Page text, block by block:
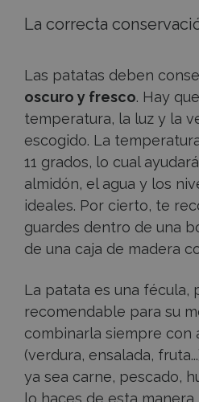
La correcta
Las patatas deben
oscuro y fresco. Hay
temperatura, la luz y la
escogido. La
11 grados, lo cual
almidón, el agua y los
ideales. Por cierto, te
guardes dentro de una
de una caja de madera
La patata es una fécula,
recomendable para su
combinarla siempre con
(verdura, ensalada, fruta...
ya sea carne, pescado,